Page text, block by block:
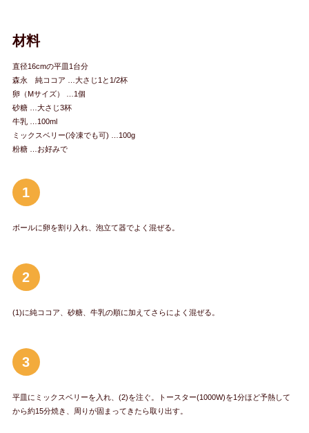
材料
直径16cmの平皿1台分
森永 純ココア …大さじ1と1/2杯
卵（Mサイズ） …1個
砂糖 …大さじ3杯
牛乳 …100ml
ミックスベリー(冷凍でも可) …100g
粉糖 …お好みで
1
ボールに卵を割り入れ、泡立て器でよく混ぜる。
2
(1)に純ココア、砂糖、牛乳の順に加えてさらによく混ぜる。
3
平皿にミックスベリーを入れ、(2)を注ぐ。トースター(1000W)を1分ほど予熱して
から約15分焼き、周りが固まってきたら取り出す。